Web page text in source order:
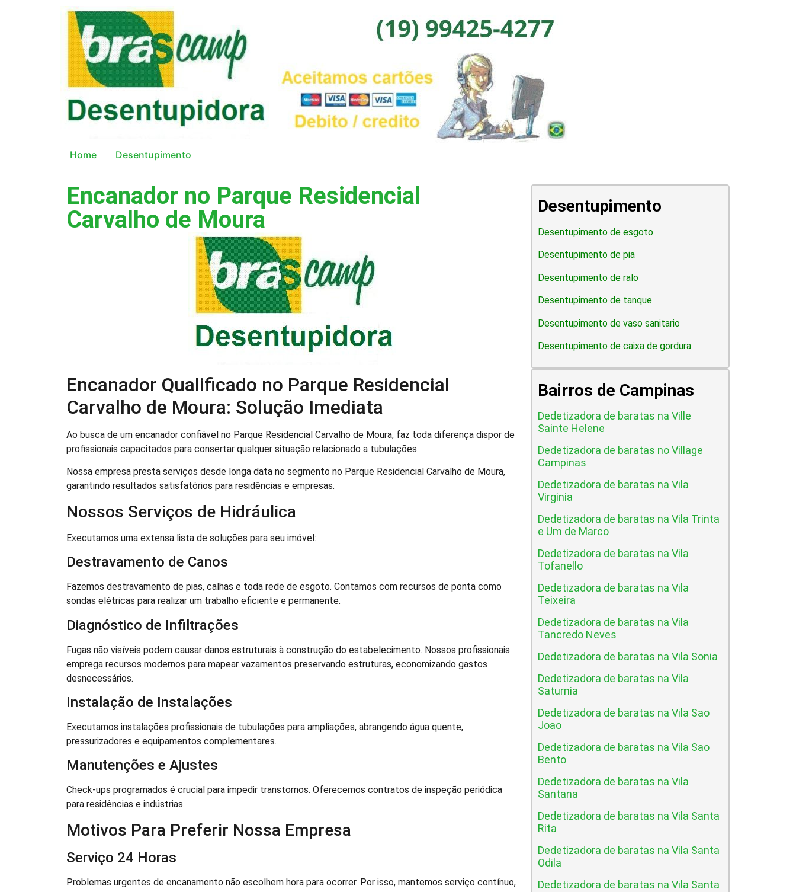
Home Desentupimento
Encanador no Parque Residencial
Carvalho de Moura
Encanador Qualificado no Parque Residencial
Carvalho de Moura: Solução Imediata
Ao busca de um encanador confiável no Parque Residencial Carvalho de Moura, faz toda diferença dispor de
profissionais capacitados para consertar qualquer situação relacionado a tubulações.
Nossa empresa presta serviços desde longa data no segmento no Parque Residencial Carvalho de Moura,
garantindo resultados satisfatórios para residências e empresas.
Nossos Serviços de Hidráulica
Executamos uma extensa lista de soluções para seu imóvel:
Destravamento de Canos
Fazemos destravamento de pias, calhas e toda rede de esgoto. Contamos com recursos de ponta como
sondas elétricas para realizar um trabalho eficiente e permanente.
Diagnóstico de Infiltrações
Fugas não visíveis podem causar danos estruturais à construção do estabelecimento. Nossos profissionais
emprega recursos modernos para mapear vazamentos preservando estruturas, economizando gastos
desnecessários.
Instalação de Instalações
Executamos instalações profissionais de tubulações para ampliações, abrangendo água quente,
pressurizadores e equipamentos complementares.
Manutenções e Ajustes
Check-ups programados é crucial para impedir transtornos. Oferecemos contratos de inspeção periódica
para residências e indústrias.
Motivos Para Preferir Nossa Empresa
Serviço 24 Horas
Problemas urgentes de encanamento não escolhem hora para ocorrer. Por isso, mantemos serviço contínuo,
Desentupimento
Desentupimento de esgoto
Desentupimento de pia
Desentupimento de ralo
Desentupimento de tanque
Desentupimento de vaso sanitario
Desentupimento de caixa de gordura
Bairros de Campinas
Dedetizadora de baratas na Ville
Sainte Helene
Dedetizadora de baratas no Village
Campinas
Dedetizadora de baratas na Vila
Virginia
Dedetizadora de baratas na Vila Trinta
e Um de Marco
Dedetizadora de baratas na Vila
Tofanello
Dedetizadora de baratas na Vila
Teixeira
Dedetizadora de baratas na Vila
Tancredo Neves
Dedetizadora de baratas na Vila Sonia
Dedetizadora de baratas na Vila
Saturnia
Dedetizadora de baratas na Vila Sao
Joao
Dedetizadora de baratas na Vila Sao
Bento
Dedetizadora de baratas na Vila
Santana
Dedetizadora de baratas na Vila Santa
Rita
Dedetizadora de baratas na Vila Santa
Odila
Dedetizadora de baratas na Vila Santa